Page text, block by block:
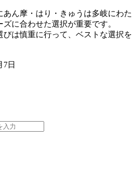
あん摩・はり・きゅうは多岐にわた
に合わせた選択が重要です。
びは慎重に行って、ベストな選択を
7日